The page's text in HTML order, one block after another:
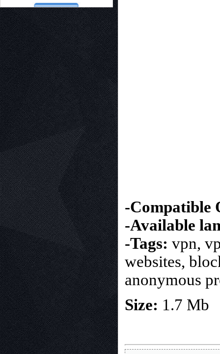
-Compatible
-Available
-Tags: vpn,
websites,
anonymous
Size: 1.7 Mb